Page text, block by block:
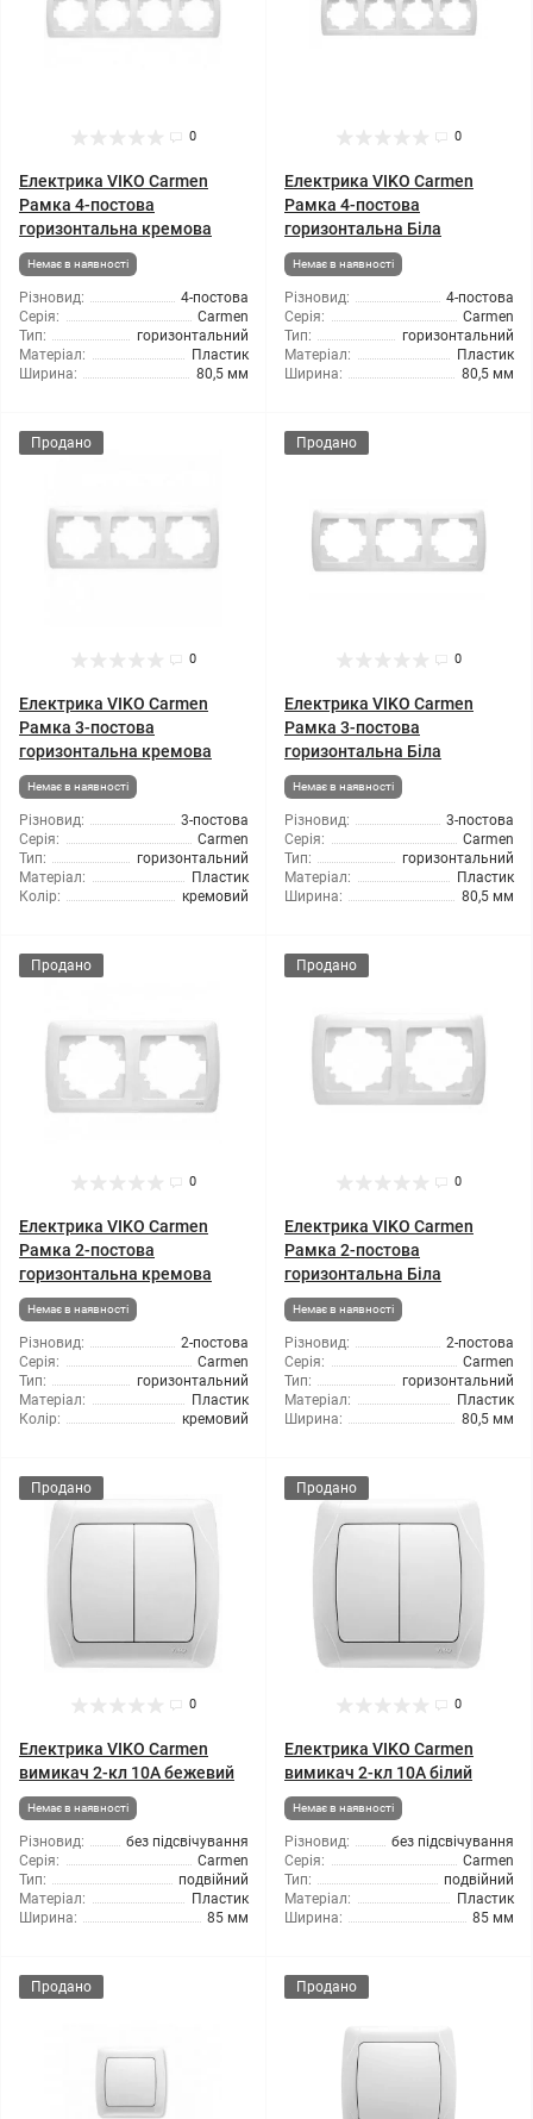
0
Електрика VIKO Carmen
Рамка 4-постова
горизонтальна кремова
Немає в наявності
Різновид:
4-постова
Серія:
Carmen
Тип:
горизонтальний
Матеріал:
Пластик
Ширина:
80,5 мм
0
Електрика VIKO Carmen
Рамка 4-постова
горизонтальна Біла
Немає в наявності
Різновид:
4-постова
Серія:
Carmen
Тип:
горизонтальний
Матеріал:
Пластик
Ширина:
80,5 мм
Продано
0
Електрика VIKO Carmen
Рамка 3-постова
горизонтальна кремова
Немає в наявності
Різновид:
3-постова
Серія:
Carmen
Тип:
горизонтальний
Матеріал:
Пластик
Колір:
кремовий
Продано
0
Електрика VIKO Carmen
Рамка 3-постова
горизонтальна Біла
Немає в наявності
Різновид:
3-постова
Серія:
Carmen
Тип:
горизонтальний
Матеріал:
Пластик
Ширина:
80,5 мм
Продано
0
Електрика VIKO Carmen
Рамка 2-постова
горизонтальна кремова
Немає в наявності
Різновид:
2-постова
Серія:
Carmen
Тип:
горизонтальний
Матеріал:
Пластик
Колір:
кремовий
Продано
0
Електрика VIKO Carmen
Рамка 2-постова
горизонтальна Біла
Немає в наявності
Різновид:
2-постова
Серія:
Carmen
Тип:
горизонтальний
Матеріал:
Пластик
Ширина:
80,5 мм
Продано
0
Електрика VIKO Carmen
вимикач 2-кл 10А бежевий
Немає в наявності
Різновид:
без підсвічування
Серія:
Carmen
Тип:
подвійний
Матеріал:
Пластик
Ширина:
85 мм
Продано
0
Електрика VIKO Carmen
вимикач 2-кл 10А білий
Немає в наявності
Різновид:
без підсвічування
Серія:
Carmen
Тип:
подвійний
Матеріал:
Пластик
Ширина:
85 мм
Продано Продано